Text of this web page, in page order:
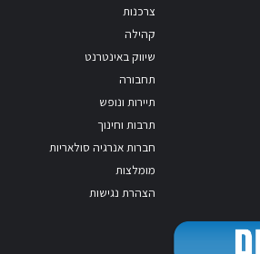
צרכנות
קהילה
שיווק באינטרנט
תחבורה
תיירות ונופש
תרבות וחינוך
חברות אנרגיה סולאריות
מומלצות
הצהרת נגישות